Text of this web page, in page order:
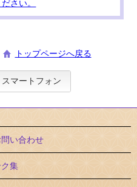
さい。
トップページへ戻る
スマートフォン
い合わせ
ク集